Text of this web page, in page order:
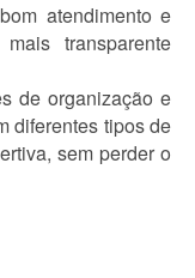
atendimento e
transparente
de organização e
diferentes tipos de
sem perder o